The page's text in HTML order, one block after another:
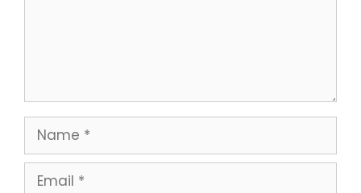
Name
Email